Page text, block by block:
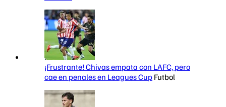
¡Frustrante! Chivas empata con LAFC, pero
cae en penales en Leagues Cup Futbol